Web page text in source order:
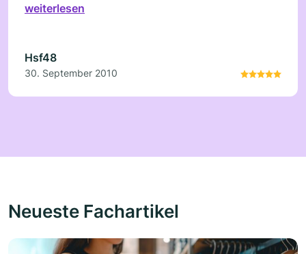
weiterlesen
Hsf48
30. September 2010
Neueste Fachartikel